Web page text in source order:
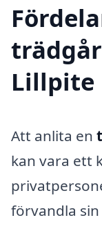
Lillpite
Att anlita en
kan vara ett
förvandla